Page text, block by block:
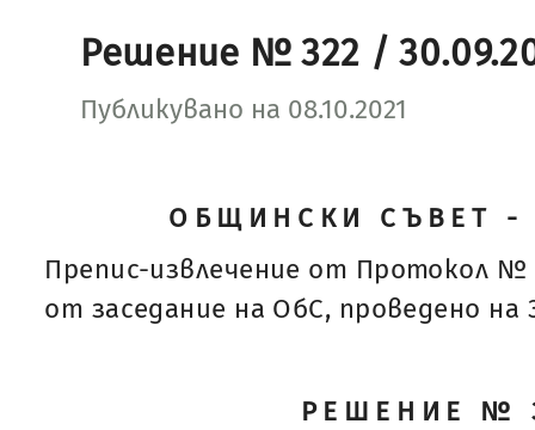
Решение № 322 /
Публикувано на 08.10.2021
ОБЩИНСКИ СЪВЕТ -
Препис-извлечение от Протокол №
от заседание на ОбС, проведено на
РЕШЕНИЕ №